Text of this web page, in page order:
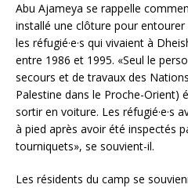
Abu Ajameya se rappelle
installé une clôture pour
les réfugié·e·s qui vivaient à
entre 1986 et 1995. «Seul le
secours et de travaux des
Palestine dans le Proche-Orient)
sortir en voiture. Les réfugié·e·s
à pied après avoir été inspectés
tourniquets», se souvient-il.
Les résidents du camp se